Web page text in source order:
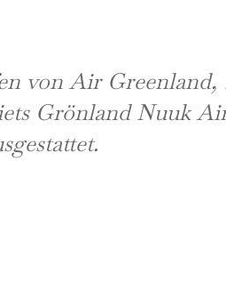
von Air
Grönland Nuuk